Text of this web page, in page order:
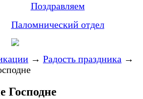
Поздравляем
Паломнический отдел
→ Радость праздника →
Господне